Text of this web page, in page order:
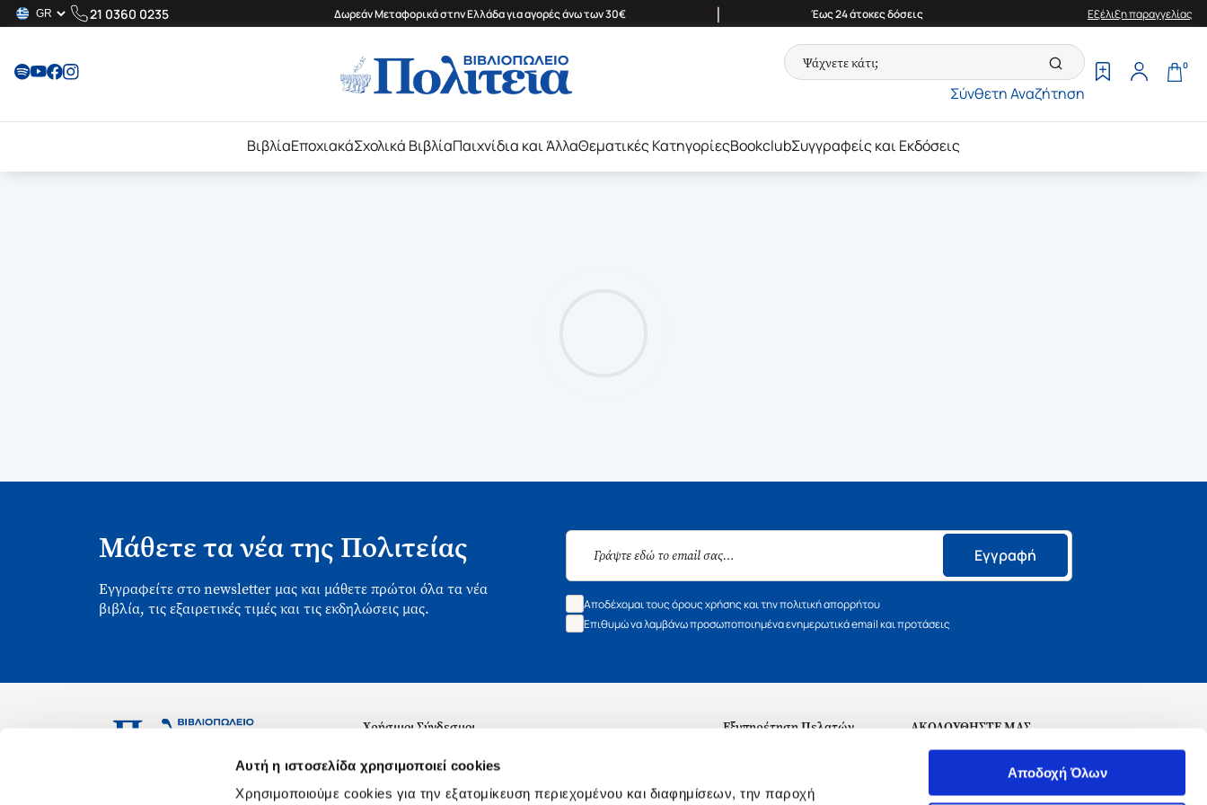
Αυτή η ιστοσελίδα χρησιμοποιεί cookies
Χρησιμοποιούμε cookies για την εξατομίκευση περιεχομένου και διαφημίσεων, την παροχή
Αποδοχή Όλων
21 0360 0235 Δωρεάν Μεταφορικά στην Ελλάδα για αγορές άνω των 30€ | Έως 24 άτοκες δόσεις Εξέλιξη παραγγελίας
Σύνθετη Αναζήτηση
0
ΒιβλίαΕποχιακάΣχολικά ΒιβλίαΠαιχνίδια και ΆλλαΘεματικές ΚατηγορίεςBookclubΣυγγραφείς και Εκδόσεις
Μάθετε τα νέα της Πολιτείας
Εγγραφείτε στο newsletter μας και μάθετε πρώτοι όλα τα νέα
βιβλία, τις εξαιρετικές τιμές και τις εκδηλώσεις μας.
Εγγραφή
Αποδέχομαι τους όρους χρήσης και την πολιτική απορρήτου
Επιθυμώ να λαμβάνω προσωποποιημένα ενημερωτικά email και προτάσεις
Ασκληπιού 1-3, Αθήνα 106 79
Χρήσιμοι Σύνδεσμοι
Σχετικά με εμάς
Θέσεις Εργασίας
Εξυπηρέτηση Πελατών
ΑΚΟΛΟΥΘΗΣΤΕ ΜΑΣ